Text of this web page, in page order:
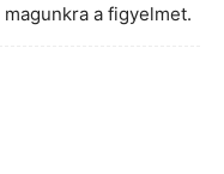
a figyelmet.